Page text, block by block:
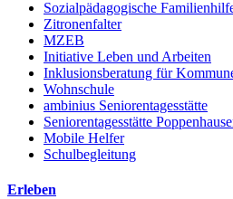
Sozialpädagogische
Zitronenfalter
MZEB
Initiative Leben und Arbeiten
Inklusionsberatung für
Wohnschule
ambinius Seniorentagesstätte
Seniorentagesstätte
Mobile Helfer
Schulbegleitung
Erleben